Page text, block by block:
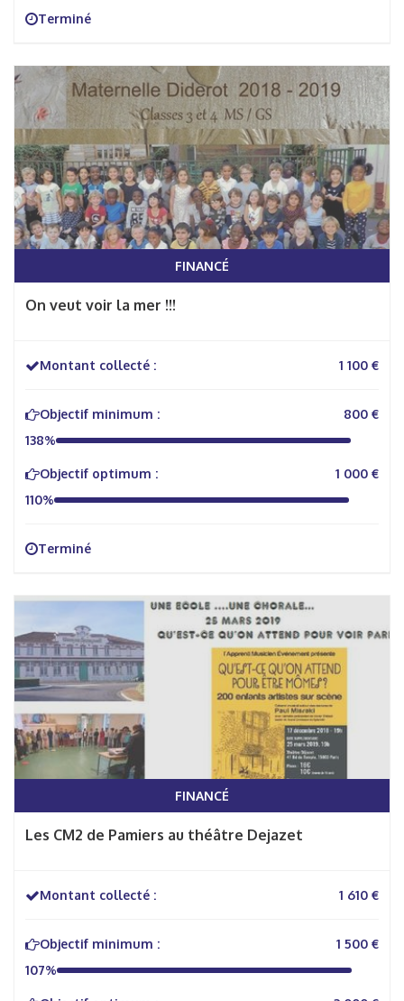
Terminé
FINANCÉ
On veut voir la mer !!!
Montant collecté : 1 100 €
Objectif minimum :
800 €
138%
Objectif optimum :
1 000 €
110%
Terminé
FINANCÉ
Les CM2 de Pamiers au théâtre Dejazet
Montant collecté : 1 610 €
Objectif minimum :
1 500 €
107%